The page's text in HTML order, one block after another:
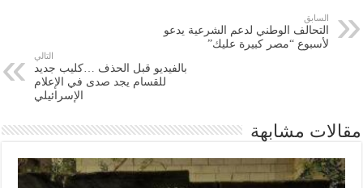
السابق
التحالف الوطني لدعم الشرعية يدعو
لأسبوع “مصر كبيرة عليك”
التالي
بالفيديو قبل الحذف …كليب جديد
للقسام يجد صدى في الإعلام
الإسرائيلي
مقالات مشابهة